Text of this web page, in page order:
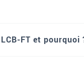
FT et pourquoi